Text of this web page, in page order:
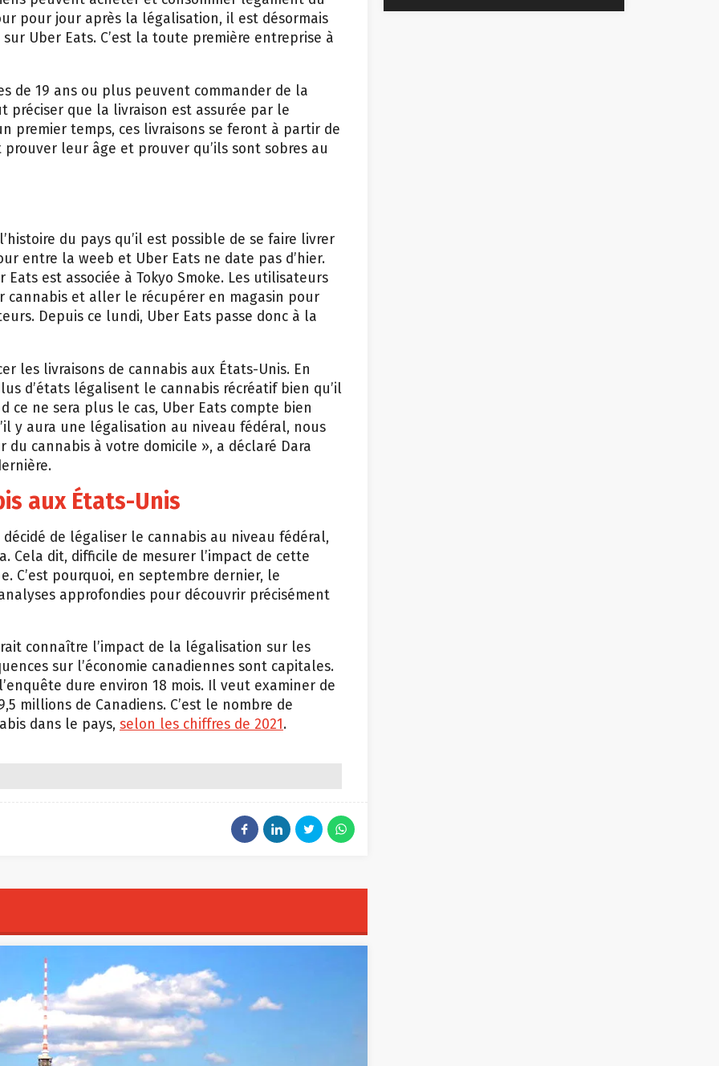
pour jour après la légalisation, il est désormais
Uber Eats. C’est la toute première entreprise à
de 19 ans ou plus peuvent commander de la
préciser que la livraison est assurée par le
premier temps, ces livraisons se feront à partir de
leur âge et prouver qu’ils sont sobres au
du pays qu’il est possible de se faire livrer
entre la weeb et Uber Eats ne date pas d’hier.
est associée à Tokyo Smoke. Les utilisateurs
et aller le récupérer en magasin pour
Depuis ce lundi, Uber Eats passe donc à la
les livraisons de cannabis aux États-Unis. En
d’états légalisent le cannabis récréatif bien qu’il
ce ne sera plus le cas, Uber Eats compte bien
y aura une légalisation au niveau fédéral, nous
du cannabis à votre domicile », a déclaré Dara
aux États-Unis
de légaliser le cannabis au niveau fédéral,
Cela dit, difficile de mesurer l’impact de cette
C’est pourquoi, en septembre dernier, le
approfondies pour découvrir précisément
connaître l’impact de la légalisation sur les
sur l’économie canadiennes sont capitales.
dure environ 18 mois. Il veut examiner de
millions de Canadiens. C’est le nombre de
dans le pays, selon les chiffres de 2021.